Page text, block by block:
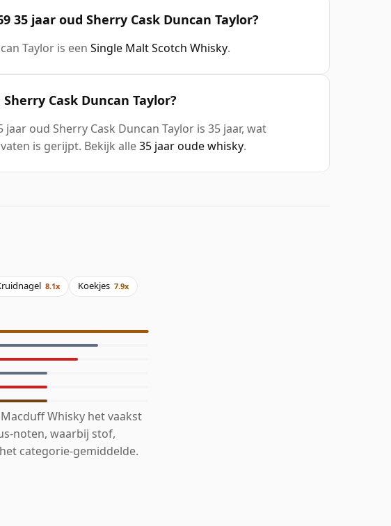
35 jaar oud Sherry Cask Duncan Taylor?
Taylor is een Single Malt Scotch Whisky.
Cask Duncan Taylor?
oud Sherry Cask Duncan Taylor is 35 jaar, wat
is gerijpt. Bekijk alle35 jaar oude whisky.
8.1x Koekjes 7.9x
Whisky het vaakst
noten, waarbij stof,
categorie-gemiddelde.